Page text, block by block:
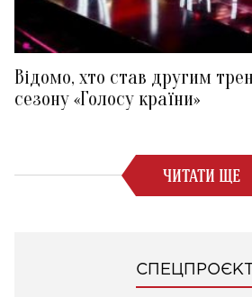
Відомо, хто став другим
сезону «Голосу країни»
ЧИТАТИ ЩЕ